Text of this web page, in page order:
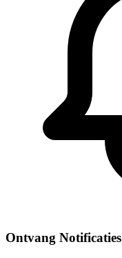
Ontvang Notificaties